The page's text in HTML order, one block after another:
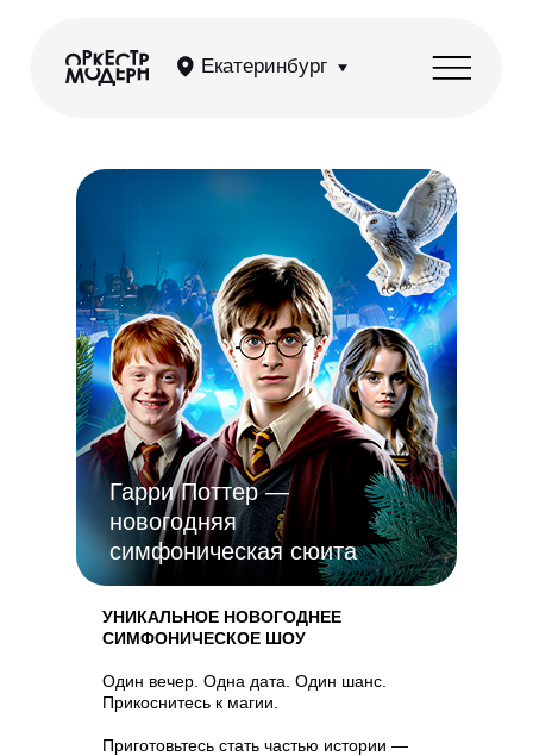
Гарри Поттер —
новогодняя
симфоническая сюита
УНИКАЛЬНОЕ НОВОГОДНЕЕ
СИМФОНИЧЕСКОЕ ШОУ
Один вечер. Одна дата. Один шанс.
Прикоснитесь к магии.
Приготовьтесь стать частью истории —